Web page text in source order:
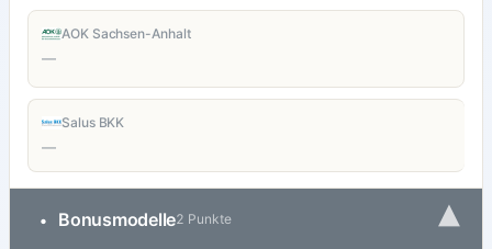
AOK Sachsen-Anhalt
—
Salus BKK
—
• Bonusmodelle2 Punkte ▾